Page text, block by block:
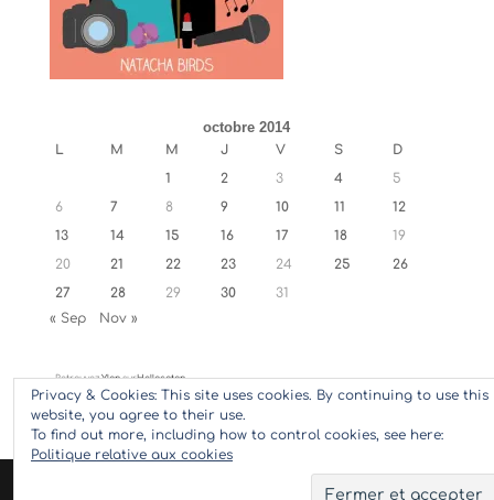
octobre 2014
L M M J V S
D
1
2 3 4
5
6
7 8 9 10 11
12
13
14 15 16 17 18
19
20
21 22 23 24 25
26
27
28 29 30
31
« Sep
Nov »
RetrouvezYlansurHellocoton
Privacy & Cookies: This site uses cookies. By continuing to use this
website, you agree to their use.
To find out more, including how to control cookies, see here:
Politique relative aux cookies